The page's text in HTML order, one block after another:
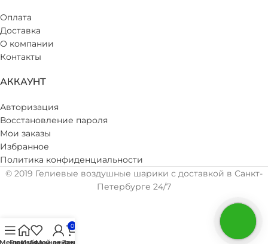
Оплата
Доставка
О компании
Контакты
АККАУНТ
Авторизация
Восстановление пароля
Мои заказы
Избранное
Политика конфиденциальности
© 2019 Гелиевые воздушные шарики с доставкой в Санкт-
Петербурге 24/7
Главная
Избранное
Мой аккаунт
0
Заказ